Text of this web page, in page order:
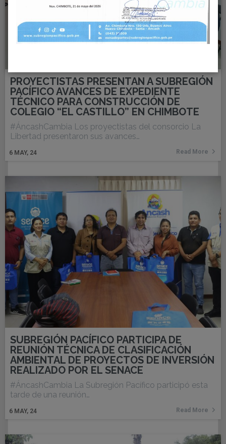
PROYECTISTAS PRESENTAN A SUBREGIÓN
PACÍFICO AVANCES DE EXPEDIENTE
TÉCNICO PARA CONSTRUCCIÓN DE
COLEGIO “EL CASTILLO” EN CHIMBOTE
6 MAY, 24
#ÁncashCambia Los proyectistas del consorcio La
Libertad presentaron sus avances…
Read More
SUBREGIÓN PACÍFICO PARTICIPA DE
REUNIÓN TÉCNICA DE CLASIFICACIÓN
AMBIENTAL DE PROYECTOS DE INVERSIÓN
REALIZADO POR EL SENACE
6 MAY, 24
#ÁncashCambia La Subregión Pacífico participó esta
tarde de una reunión…
Read More